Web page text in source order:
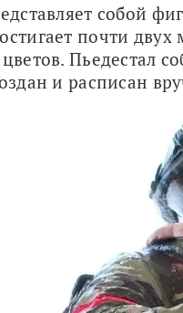
собой
почти
Пьедестал
и расписан